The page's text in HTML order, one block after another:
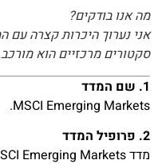
מה אנו בודקים?
אני נערוך היכרות קצרה עם
סקטורים מרכזיים הוא
1. שם המדד
MSCI Emerging Markets.
2. פרופיל המדד